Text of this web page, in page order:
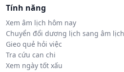
Tính năng
Xem âm lịch hôm nay
Chuyển đổi dương lịch sang âm lịch
Gieo quẻ hỏi việc
Tra cứu can chi
Xem ngày tốt xấu